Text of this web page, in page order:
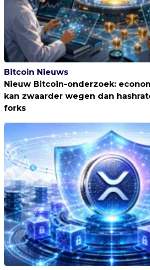
Bitcoin Nieuws
Nieuw Bitcoin-onderzoek:
kan zwaarder wegen dan
forks